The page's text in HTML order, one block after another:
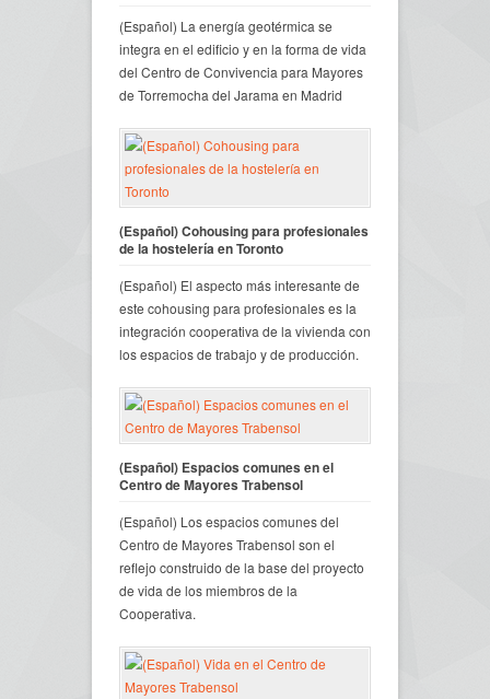
(Español) La energía geotérmica se
integra en el edificio y en la forma de vida
del Centro de Convivencia para Mayores
de Torremocha del Jarama en Madrid
(Español) Cohousing para profesionales
de la hostelería en Toronto
(Español) El aspecto más interesante de
este cohousing para profesionales es la
integración cooperativa de la vivienda con
los espacios de trabajo y de producción.
(Español) Espacios comunes en el
Centro de Mayores Trabensol
(Español) Los espacios comunes del
Centro de Mayores Trabensol son el
reflejo construido de la base del proyecto
de vida de los miembros de la
Cooperativa.